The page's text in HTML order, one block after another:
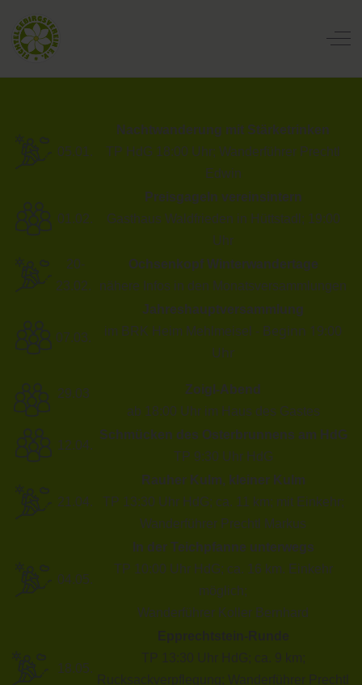
Off-
05.01.
Nachtwanderung mit Stärketrinken
TP HdG 18:00 Uhr; Wanderführer Prechtl
Edwin
01.02.
Preisgageln vereinsintern
Gasthaus Waldfrieden in Hüttstadl; 19:00
Uhr
20-
23.02.
Ochsenkopf Winterwandertage
nähere Infos in den Monatsversammlungen
07.03.
Jahreshauptversammlung
im BRK Heim Mehlmeisel - Beginn 19:00
Uhr
29.03
Zoigl-Abend
ab 18:00 Uhr im Haus des Gastes
12.04.
Schmücken des Osterbrunnens am HdG
TP 9:30 Uhr HdG
21.04.
Rauher Kulm, kleiner Kulm
TP 13:30 Uhr HdG; ca. 11 km; mit Einkehr;
Wanderführer Prechtl Markus
04.05.
In der Teichpfanne unterwegs
TP 10:00 Uhr HdG; ca. 16 km. Einkehr
möglich;
Wanderführer Koller Bernhard
18.05.
Epprechtstein-Runde
TP 13:30 Uhr HdG; ca. 9 km;
Rucksackverpflegung; Wanderführer Prechtl